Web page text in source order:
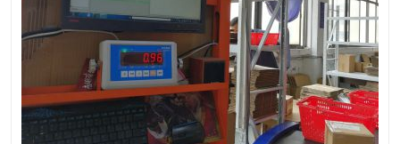
仓储 上海电商代发货仓库
上海托管仓库